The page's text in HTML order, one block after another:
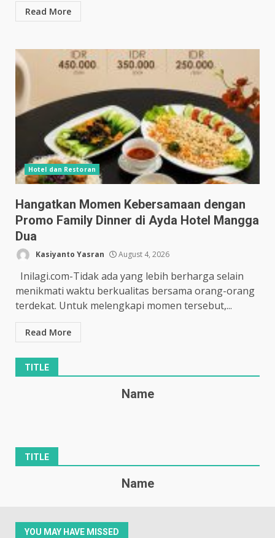
Read More
Hotel dan Restoran
Hangatkan Momen Kebersamaan dengan
Promo Family Dinner di Ayda Hotel Mangga
Dua
Kasiyanto Yasran August 4, 2026
Inilagi.com-Tidak ada yang lebih berharga selain
menikmati waktu berkualitas bersama orang-orang
terdekat. Untuk melengkapi momen tersebut,...
Read More
TITLE
Name
TITLE
Name
YOU MAY HAVE MISSED